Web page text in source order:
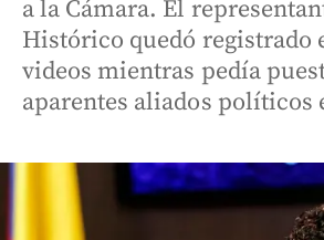
a la Cámara. El
Histórico quedó registrado
videos mientras pedía
aparentes aliados políticos